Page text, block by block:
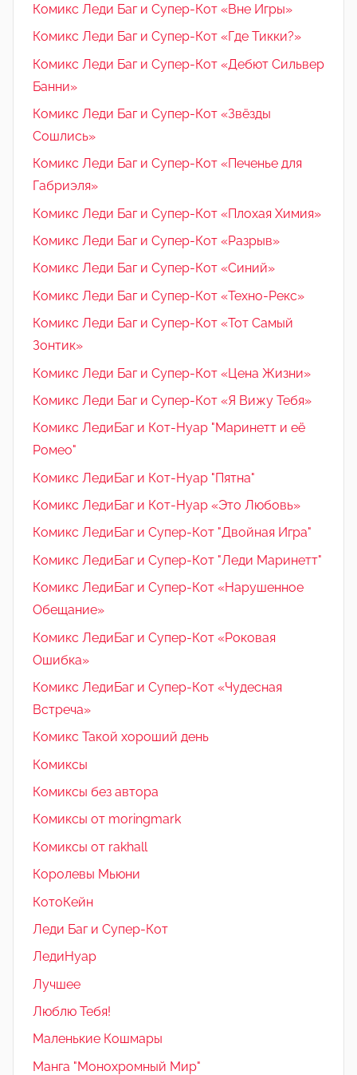
Комикс Леди Баг и Супер-Кот «Вне Игры»
Комикс Леди Баг и Супер-Кот «Где Тикки?»
Комикс Леди Баг и Супер-Кот «Дебют Сильвер
Банни»
Комикс Леди Баг и Супер-Кот «Звёзды
Сошлись»
Комикс Леди Баг и Супер-Кот «Печенье для
Габриэля»
Комикс Леди Баг и Супер-Кот «Плохая Химия»
Комикс Леди Баг и Супер-Кот «Разрыв»
Комикс Леди Баг и Супер-Кот «Синий»
Комикс Леди Баг и Супер-Кот «Техно-Рекс»
Комикс Леди Баг и Супер-Кот «Тот Самый
Зонтик»
Комикс Леди Баг и Супер-Кот «Цена Жизни»
Комикс Леди Баг и Супер-Кот «Я Вижу Тебя»
Комикс ЛедиБаг и Кот-Нуар "Маринетт и её
Ромео"
Комикс ЛедиБаг и Кот-Нуар "Пятна"
Комикс ЛедиБаг и Кот-Нуар «Это Любовь»
Комикс ЛедиБаг и Супер-Кот "Двойная Игра"
Комикс ЛедиБаг и Супер-Кот "Леди Маринетт"
Комикс ЛедиБаг и Супер-Кот «Нарушенное
Обещание»
Комикс ЛедиБаг и Супер-Кот «Роковая
Ошибка»
Комикс ЛедиБаг и Супер-Кот «Чудесная
Встреча»
Комикс Такой хороший день
Комиксы
Комиксы без автора
Комиксы от moringmark
Комиксы от rakhall
Королевы Мьюни
КотоКейн
Леди Баг и Супер-Кот
ЛедиНуар
Лучшее
Люблю Тебя!
Маленькие Кошмары
Манга "Монохромный Мир"